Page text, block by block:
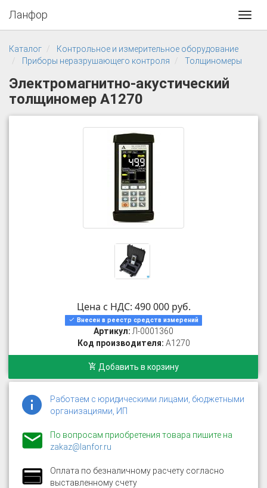
Ланфор
Каталог
Контрольное и измерительное оборудование
Приборы неразрушающего контроля
Толщиномеры
Электромагнитно-акустический
толщиномер А1270
Цена с НДС: 490 000 руб.
Внесен в реестр средств измерений
Артикул: Л-0001360
Код производителя: A1270
Добавить в корзину
Работаем с юридическими лицами, бюджетными
организациями, ИП
По вопросам приобретения товара пишите на
zakaz@lanfor.ru
Оплата по безналичному расчету согласно
выставленному счету